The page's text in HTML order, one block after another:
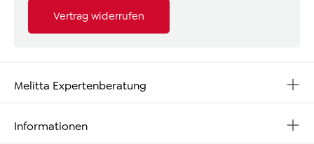
Vertrag widerrufen
Melitta Expertenberatung
Informationen